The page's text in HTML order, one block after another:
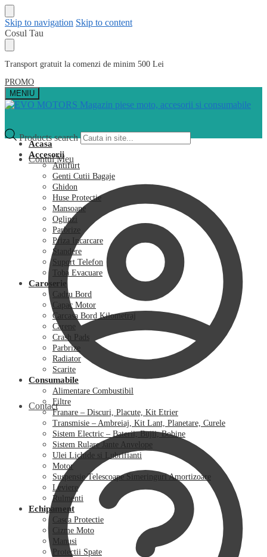
Skip to navigation Skip to content
Cosul Tau
Transport gratuit la comenzi de minim 500 Lei
PROMO
MENIU
Products search
Contul Meu
Contact
Acasa
Accesorii
Antifurt
Genti Cutii Bagaje
Ghidon
Huse Protectie
Mansoane
Oglinzi
Parbrize
Priza Incarcare
Standere
Suport Telefon
Toba Evacuare
Caroserie
Cadru Bord
Capac Motor
Carcasa Bord Kilometraj
Carene
Crash Pads
Parbrize
Radiator
Scarite
Consumabile
Alimentare Combustibil
Filtre
Franare – Discuri, Placute, Kit Etrier
Transmisie – Ambreiaj, Kit Lant, Planetare, Curele
Sistem Electric – Baterii, Bujii, Bobine
Sistem Rulare Jante Anvelope
Ulei Lichide si Lubrifianti
Motor
Suspensie Telescoape Simeringuri Amortizoare
Leviere
Rulmenti
Echipament
Casca Protectie
Cizme Moto
Manusi
Protectii Spate